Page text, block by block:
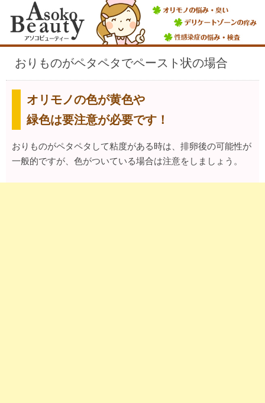
おりものがペタペタでペースト状の場合
オリモノの色が黄色や
緑色は要注意が必要です！
おりものがペタペタして粘度がある時は、排卵後の可能性が
一般的ですが、色がついている場合は注意をしましょう。